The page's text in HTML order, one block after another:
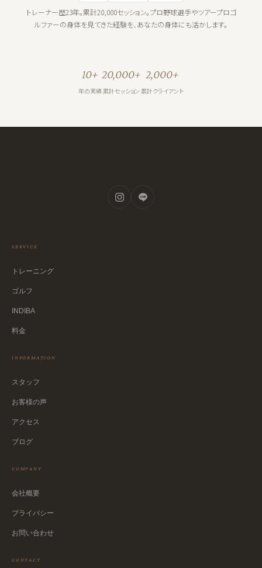
トレーナー歴23年。累計20,000セッション。プロ野球選手やツアープロゴ
ルファーの身体を見てきた経験を、あなたの身体にも活かします。
10+
年の実績
20,000+
累計セッション
2,000+
累計クライアント
SERVICE
トレーニング
ゴルフ
INDIBA
料金
INFORMATION
スタッフ
お客様の声
アクセス
ブログ
COMPANY
会社概要
プライバシー
お問い合わせ
CONTACT